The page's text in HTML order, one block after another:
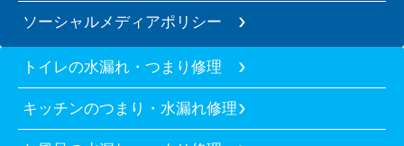
ソーシャルメディアポリシー
トイレの水漏れ・つまり修理
キッチンのつまり・水漏れ修理